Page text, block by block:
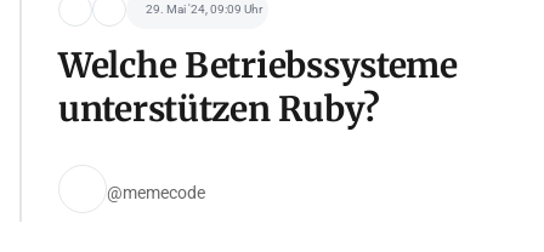
29. Mai '24, 09:09 Uhr
Welche Betriebssysteme
unterstützen Ruby?
@memecode